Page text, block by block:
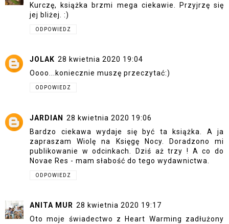
Kurczę, książka brzmi mega ciekawie. Przyjrzę się
jej bliżej. :)
ODPOWIEDZ
JOLAK 28 kwietnia 2020 19:04
Oooo...koniecznie muszę przeczytać:)
ODPOWIEDZ
JARDIAN
28 kwietnia 2020 19:06
Bardzo ciekawa wydaje się być ta książka. A ja
zapraszam Wiolę na Księgę Nocy. Doradzono mi
publikowanie w odcinkach. Dziś aż trzy ! A co do
Novae Res - mam słabość do tego wydawnictwa.
ODPOWIEDZ
ANITA MUR 28 kwietnia 2020 19:17
Oto moje świadectwo z Heart Warming zadłużony